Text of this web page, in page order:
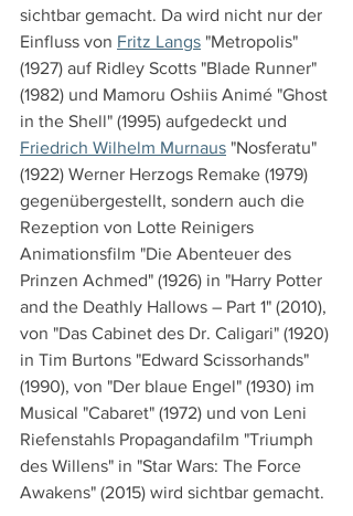
sichtbar gemacht. Da wird nicht nur der
Einfluss von Fritz Langs "Metropolis"
(1927) auf Ridley Scotts "Blade Runner"
(1982) und Mamoru Oshiis Animé "Ghost
in the Shell" (1995) aufgedeckt und
Friedrich Wilhelm Murnaus "Nosferatu"
(1922) Werner Herzogs Remake (1979)
gegenübergestellt, sondern auch die
Rezeption von Lotte Reinigers
Animationsfilm "Die Abenteuer des
Prinzen Achmed" (1926) in "Harry Potter
and the Deathly Hallows – Part 1" (2010),
von "Das Cabinet des Dr. Caligari" (1920)
in Tim Burtons "Edward Scissorhands"
(1990), von "Der blaue Engel" (1930) im
Musical "Cabaret" (1972) und von Leni
Riefenstahls Propagandafilm "Triumph
des Willens" in "Star Wars: The Force
Awakens" (2015) wird sichtbar gemacht.